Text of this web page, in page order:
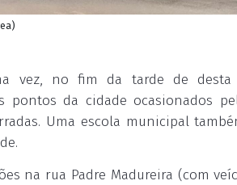
vez, no fim da tarde de desta
da cidade ocasionados
Uma escola municipal
na rua Padre Madureira (com